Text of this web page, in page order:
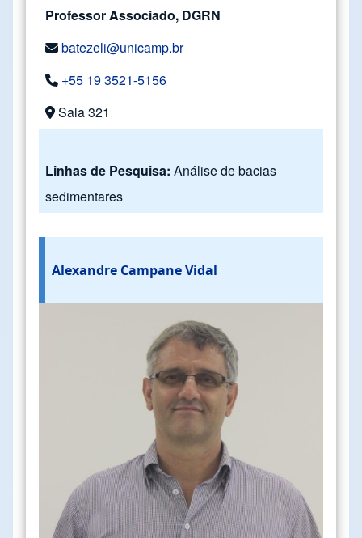
Professor Associado, DGRN
batezeli@unicamp.br
+55 19 3521-5156
Sala 321
Linhas de Pesquisa: Análise de bacias
sedimentares
Alexandre Campane Vidal